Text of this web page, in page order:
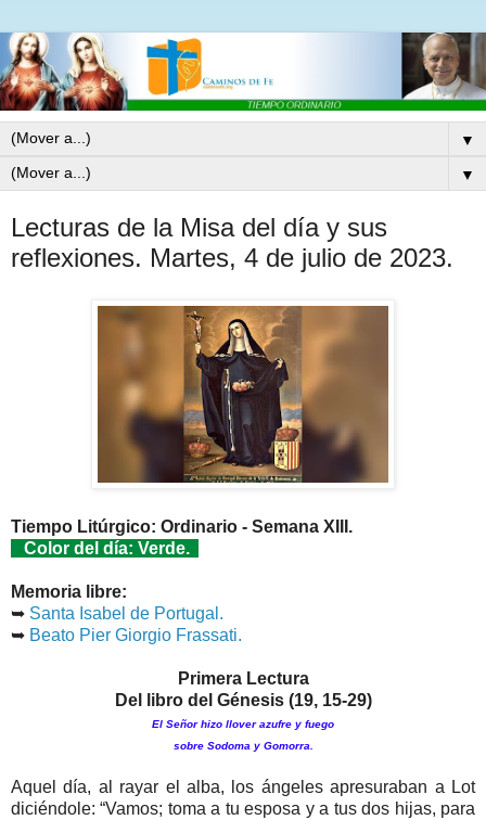
▼
▼
Lecturas de la Misa del día y sus
reflexiones. Martes, 4 de julio de 2023.
Tiempo Litúrgico: Ordinario - Semana XIII.
Color del día: Verde.
Memoria libre:
➥ Santa Isabel de Portugal.
➥ Beato Pier Giorgio Frassati.
Primera Lectura
Del libro del Génesis (19, 15-29)
El Señor hizo llover azufre y fuego
sobre Sodoma y Gomorra.
Aquel día, al rayar el alba, los ángeles apresuraban a Lot
diciéndole: “Vamos; toma a tu esposa y a tus dos hijas, para